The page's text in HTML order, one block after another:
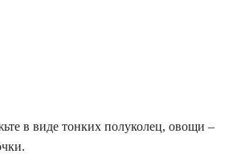
в виде тонких полуколец, овощи –